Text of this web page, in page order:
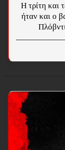
Η τρίτη και
ήταν και ο